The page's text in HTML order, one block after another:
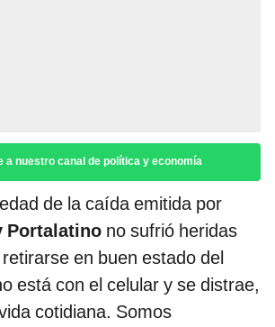
a nuestro canal de política y economía
de la caída emitida por
Portalatino no sufrió heridas
en buen estado del
está con el celular y se distrae,
cotidiana. Somos